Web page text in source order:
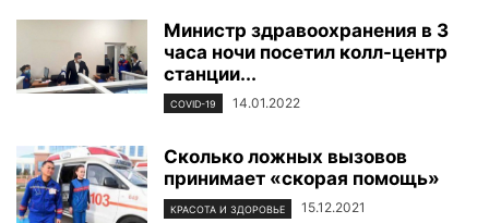
Министр здравоохранения в 3
часа ночи посетил колл-центр
станции...
COVID-19 14.01.2022
Сколько ложных вызовов
принимает «скорая помощь»
КРАСОТА И ЗДОРОВЬЕ 15.12.2021